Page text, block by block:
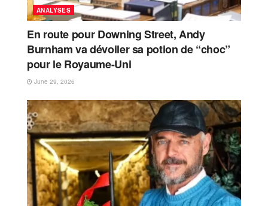
ANALYSES
En route pour Downing Street, Andy
Burnham va dévoiler sa potion de “choc”
pour le Royaume-Uni
June 29, 2026